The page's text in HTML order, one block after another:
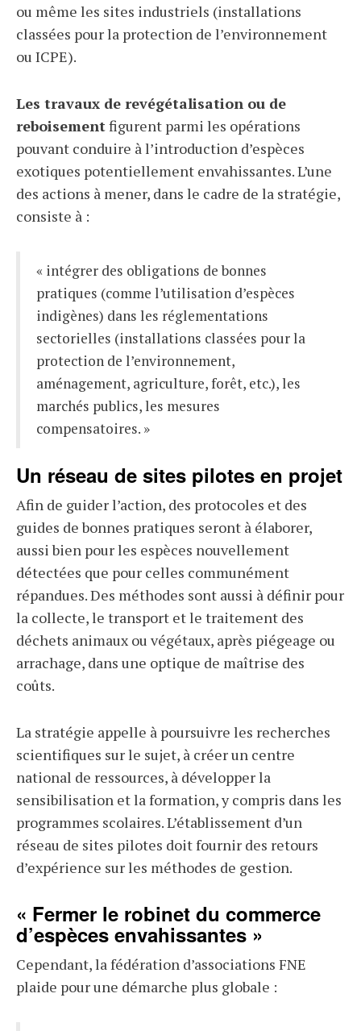
ou même les sites industriels (installations
classées pour la protection de l’environnement
ou ICPE).
Les travaux de revégétalisation ou de
reboisementfigurent parmi les opérations
pouvant conduire à l’introduction d’espèces
exotiques potentiellement envahissantes. L’une
des actions à mener, dans le cadre de la stratégie,
consiste à :
« intégrer des obligations de bonnes
pratiques (comme l’utilisation d’espèces
indigènes) dans les réglementations
sectorielles (installations classées pour la
protection de l’environnement,
aménagement, agriculture, forêt, etc.), les
marchés publics, les mesures
compensatoires. »
Un réseau de sites pilotes en projet
Afin de guider l’action, des protocoles et des
guides de bonnes pratiques seront à élaborer,
aussi bien pour les espèces nouvellement
détectées que pour celles communément
répandues. Des méthodes sont aussi à définir pour
la collecte, le transport et le traitement des
déchets animaux ou végétaux, après piégeage ou
arrachage, dans une optique de maîtrise des
coûts.
La stratégie appelle à poursuivre les recherches
scientifiques sur le sujet, à créer un centre
national de ressources, à développer la
sensibilisation et la formation, y compris dans les
programmes scolaires. L’établissement d’un
réseau de sites pilotes doit fournir des retours
d’expérience sur les méthodes de gestion.
« Fermer le robinet du commerce
d’espèces envahissantes »
Cependant, la fédération d’associations FNE
plaide pour une démarche plus globale :